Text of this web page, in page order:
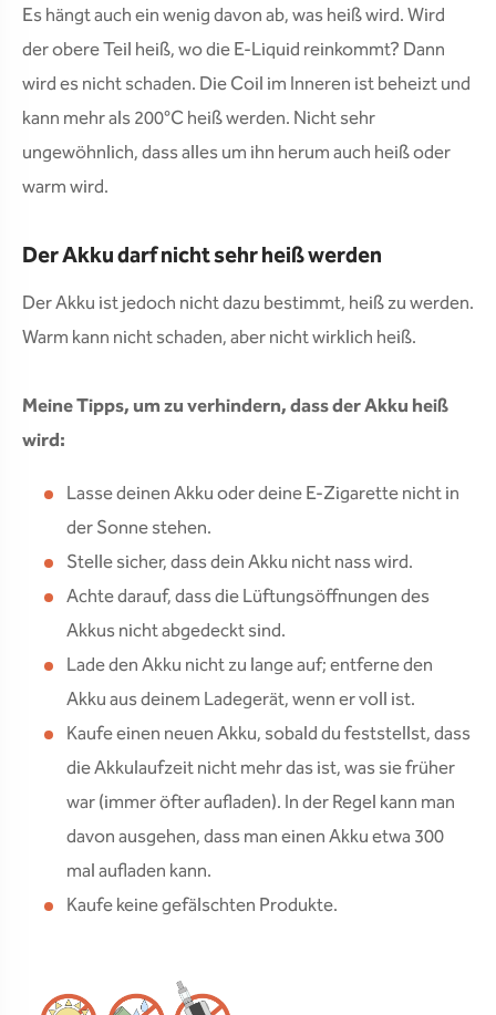
Es hängt auch ein wenig davon ab, was heiß wird. Wird
der obere Teil heiß, wo die E-Liquid reinkommt? Dann
wird es nicht schaden. Die Coil im Inneren ist beheizt und
kann mehr als 200°C heiß werden. Nicht sehr
ungewöhnlich, dass alles um ihn herum auch heiß oder
warm wird.
Der Akku darf nicht sehr heiß werden
Der Akku ist jedoch nicht dazu bestimmt, heiß zu werden.
Warm kann nicht schaden, aber nicht wirklich heiß.
Meine Tipps, um zu verhindern, dass der Akku heiß
wird:
Lasse deinen Akku oder deine E-Zigarette nicht in
der Sonne stehen.
Stelle sicher, dass dein Akku nicht nass wird.
Achte darauf, dass die Lüftungsöffnungen des
Akkus nicht abgedeckt sind.
Lade den Akku nicht zu lange auf; entferne den
Akku aus deinem Ladegerät, wenn er voll ist.
Kaufe einen neuen Akku, sobald du feststellst, dass
die Akkulaufzeit nicht mehr das ist, was sie früher
war (immer öfter aufladen). In der Regel kann man
davon ausgehen, dass man einen Akku etwa 300
mal aufladen kann.
Kaufe keine gefälschten Produkte.